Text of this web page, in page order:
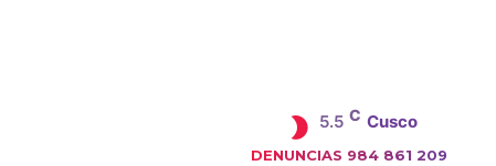
5.5 C Cusco
DENUNCIAS 984 861 209